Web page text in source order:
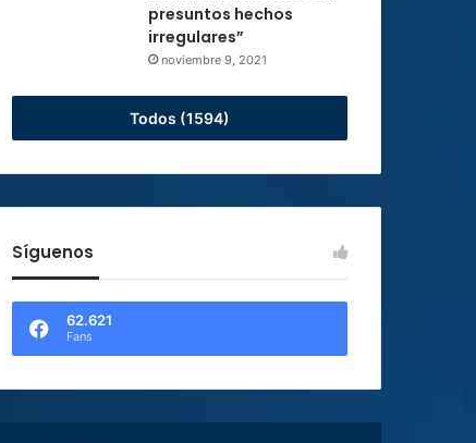
presuntos hechos
irregulares”
noviembre 9, 2021
Todos (1594)
Síguenos
62.621
Fans